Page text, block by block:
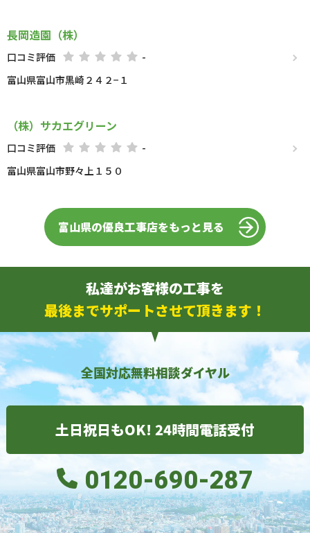
長岡造園（株）
口コミ評価
-
富山県富山市黒崎２４２−１
（株）サカエグリーン
口コミ評価
-
富山県富山市野々上１５０
富山県の優良工事店をもっと見る
私達がお客様の工事を
最後までサポートさせて頂きます！
全国対応無料相談ダイヤル
土日祝日もOK! 24時間電話受付
0120-690-287